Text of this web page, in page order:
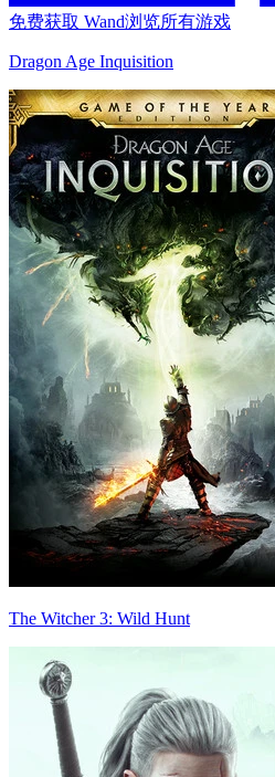
免费获取 Wand浏览所有游戏
Dragon Age Inquisition
The Witcher 3: Wild Hunt